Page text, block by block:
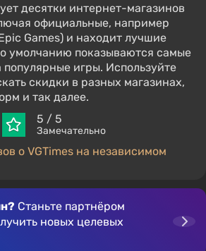
десятки интернет-магазинов
официальные, например
Games) и находит лучшие
умолчанию показываются самые
игры. Используйте
скидки в разных магазинах,
и так далее.
5 / 5
Замечательно
о VGTimes на независимом
Станьте партнёром
новых целевых